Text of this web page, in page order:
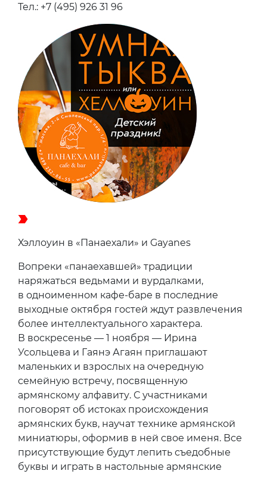
Тел.: +7 (495) 926 31 96
Хэллоуин в «Панаехали» и Gayanes
Вопреки «панаехавшей» традиции
наряжаться ведьмами и вурдалками,
в одноименном кафе-баре в последние
выходные октября гостей ждут развлечения
более интеллектуального характера.
В воскресенье — 1 ноября — Ирина
Усольцева и Гаянэ Агаян приглашают
маленьких и взрослых на очередную
семейную встречу, посвященную
армянскому алфавиту. С участниками
поговорят об истоках происхождения
армянских букв, научат технике армянской
миниатюры, оформив в ней свое именя. Все
присутствующие будут лепить съедобные
буквы и играть в настольные армянские